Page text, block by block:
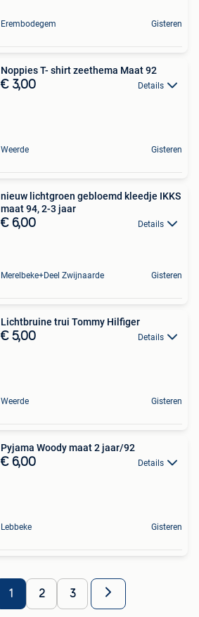
Erembodegem Gisteren
Noppies T- shirt zeethema Maat 92
€ 3,00 Details
Weerde Gisteren
nieuw lichtgroen gebloemd kleedje IKKS
maat 94, 2-3 jaar
€ 6,00 Details
Merelbeke+Deel Zwijnaarde Gisteren
Lichtbruine trui Tommy Hilfiger
€ 5,00 Details
Weerde Gisteren
Pyjama Woody maat 2 jaar/92
€ 6,00 Details
Lebbeke Gisteren
1 2 3